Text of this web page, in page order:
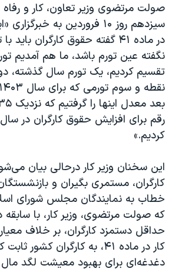
قانون شفافیت دارائی کادر رهبری ایران
اعتراضات مردمی آبان ۹۸
اسرائیل در جنگ
نرگس محمدی برنده جایزه نوبل صلح
همایش محافظه‌کاران آمریکا «سی‌پک»
صفحه‌های ویژه
سفر پرزیدنت ترامپ به چین
صولت مرتضوی وزیر تعاون، کار و
سیزدهم روز ۱۰ فروردین به
در ماده ۴۱ گفته حقوق کارگران
نگفته عین تورم باشد، ما هم آمدیم
تقسیم کردیم، یک تورم سال گذشته،
کردیم.»
این سخنان وزیر کار درحالی بیان
کارگران، مستمری بگیران و
خطاب به نمایندگان مجلس شورای
که صولت مرتضوی، وزیر کار، با
حداقل دستمزد کارگران، بر خلاف
کار در ماده ۴۱، به کارگران کشور
دغدغه‌ای برای بهبود معیشت لگد مال